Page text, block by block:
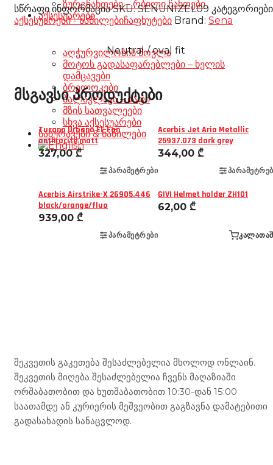
ზურგჩანთები – რბილი ჩანთები
აქსესუარები
აღჭურვილობის მოვლა
მოტოს გადასაფარებლები – ხელის
დამცავები
ბრელოკები
ბალაკლავა – ბაფი
მზის სათვალეები
სხვა აქსესუარები
საბურავები & ნაწილები
სწრაფი ინფორმაცია SKU:SENUNIZEL09 კატეგორიები
აქსესუარები - ნაწილებიჩაფხუტები Brand: Sena
Neutral / oval fit
მსგავსი პროდუქტები
Tucano Urbano El' Fan
anthracite matt
327,00₾
ᲞᲐᲠᲐᲛᲔᲢᲠᲔᲑᲘ
Acerbis Jet Aria Metallic
25937.073 dark grey
344,00 ₾
Acerbis Airstrike-X 26905.446
black/orange/fluo
939,00 ₾
ᲞᲐᲠᲐᲛᲔᲢᲠᲔᲑᲘ
GIVI Helmet holder ZH101
62,00 ₾
შეკვეთის გაკეთება შესაძლებელია მხოლოდ ონლაინ.
შეკვეთის მიღება შესაძლებელია ჩვენს მაღაზიაში
ორშაბათობით და ხუთშაბათობით 10:30-დან 15:00
საათამდე ან კურიერის მეშვეობით გაგზავნა დამატებითი
გადასახადის სანაცვლოდ.